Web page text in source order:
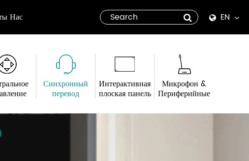
Нас
EN
Español
italiano
русский
Синхронный
перевод
Интерактивная
плоская панель
Микрофон &
Периферийные